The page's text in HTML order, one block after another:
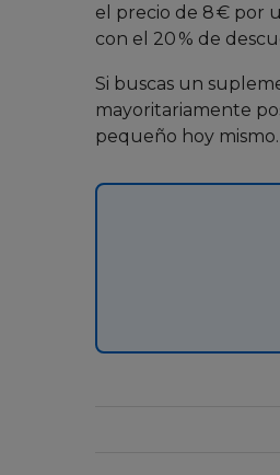
el precio de 8 € por
con el 20 % de
Si buscas un
mayoritariamente
pequeño hoy mismo.